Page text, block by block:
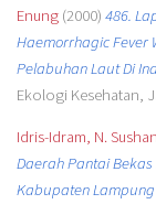
Enung(2000) 486.
Haemorrhagic Fever
Pelabuhan Laut Di
Ekologi Kesehatan,
Idris-Idram, N.
Daerah Pantai
Kabupaten